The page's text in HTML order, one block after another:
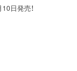
日発売！